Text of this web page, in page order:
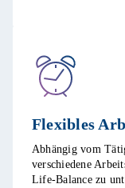
Flexibles
Abhängig vom
verschiedene
Life-Balance zu